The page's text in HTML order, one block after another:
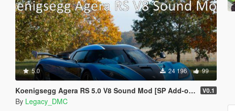
5.0 24 196 99
Koenigsegg Agera RS 5.0 V8 Sound Mod [SP Add-on | FiveM] V0.1
By Legacy_DMC